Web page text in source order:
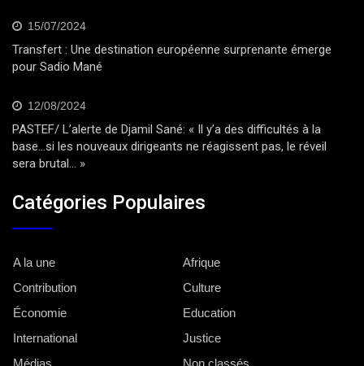
15/07/2024
Transfert : Une destination européenne surprenante émerge
pour Sadio Mané
12/08/2024
PASTEF/ L’alerte de Djamil Sané: « Il y’a des difficultés à la
base…si les nouveaux dirigeants ne réagissent pas, le réveil
sera brutal… »
Catégories Populaires
A la une
Afrique
Contribution
Culture
Économie
Education
International
Justice
Médias
Non classés